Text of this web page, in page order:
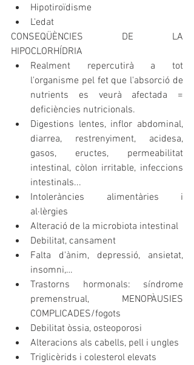
Hipotiroïdisme
L'edat
CONSEQÜÈNCIES DE LA
HIPOCLORHÍDRIA
Realment repercutirà a tot
l'organisme pel fet que l'absorció de
nutrients es veurà afectada =
deficiències nutricionals.
Digestions lentes, inflor abdominal,
diarrea, restrenyiment, acidesa,
gasos, eructes, permeabilitat
intestinal, còlon irritable, infeccions
intestinals...
Intoleràncies alimentàries i
al·lèrgies
Alteració de la microbiota intestinal
Debilitat, cansament
Falta d'ànim, depressió, ansietat,
insomni,…
Trastorns hormonals: síndrome
premenstrual, MENOPÀUSIES
COMPLICADES/fogots
Debilitat òssia, osteoporosi
Alteracions als cabells, pell i ungles
Triglicèrids i colesterol elevats